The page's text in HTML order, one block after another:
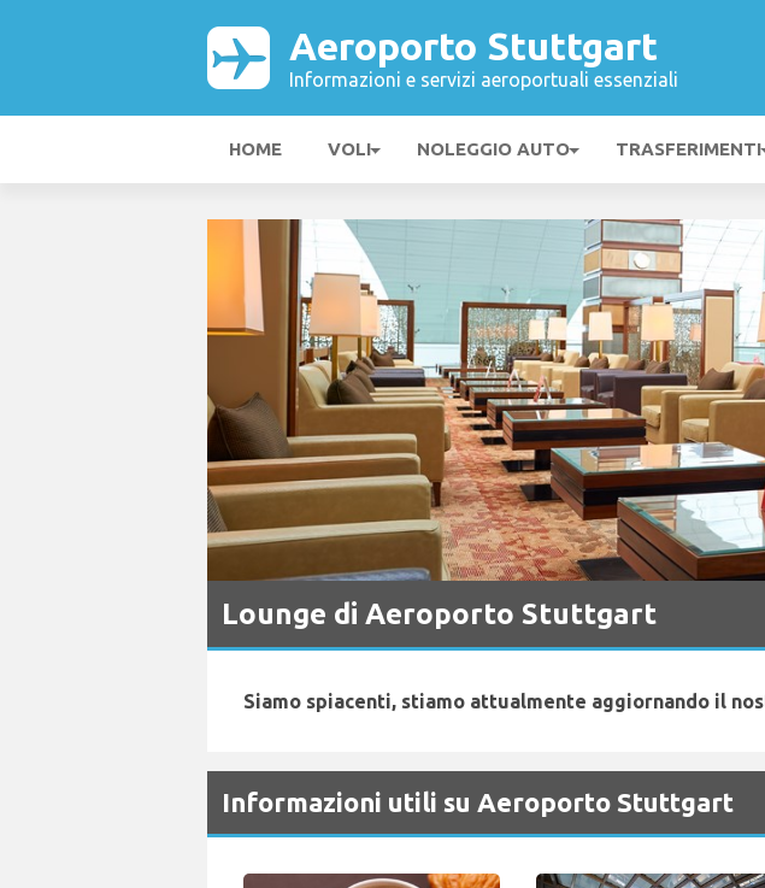
Aeroporto Stuttgart
Informazioni e servizi aeroportuali essenziali
HOME VOLI NOLEGGIO AUTO TRASFERIMENTI
Lounge di Aeroporto Stuttgart
Siamo spiacenti, stiamo attualmente aggiornando il
Informazioni utili su Aeroporto Stuttgart